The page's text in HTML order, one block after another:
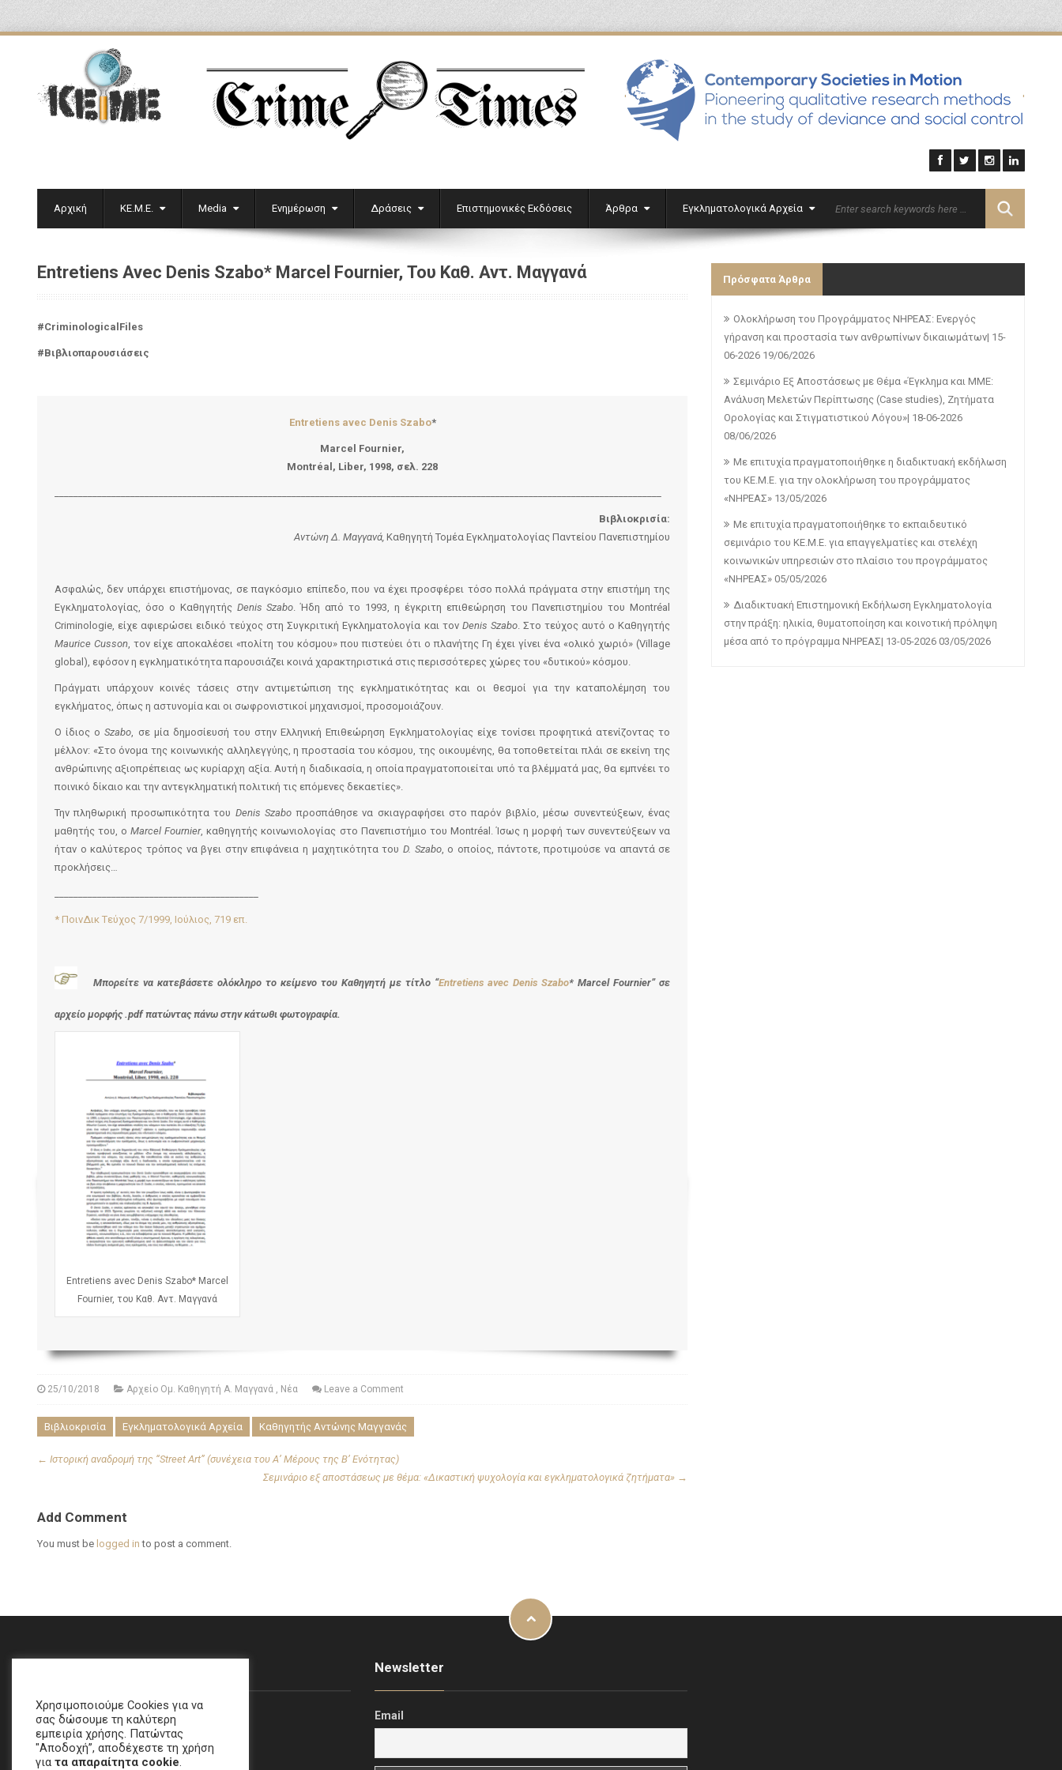
' '
Αρχική ΚΕ.Μ.Ε. Media Ενημέρωση Δράσεις Επιστημονικές Εκδόσεις Άρθρα Εγκληματολογικά Αρχεία Επικοινωνία English
Entretiens Avec Denis Szabo* Marcel Fournier, Του Καθ. Αντ. Μαγγανά
#CriminologicalFiles
#Βιβλιοπαρουσιάσεις
Entretiens avec Denis Szabo*
Marcel Fournier,
Montréal, Liber, 1998, σελ. 228
Βιβλιοκρισία:
Αντώνη Δ. Μαγγανά, Καθηγητή Τομέα Εγκληματολογίας Παντείου Πανεπιστημίου
Ασφαλώς, δεν υπάρχει επιστήμονας, σε παγκόσμιο επίπεδο, που να έχει προσφέρει τόσο πολλά πράγματα στην επιστήμη της
Εγκληματολογίας, όσο ο Καθηγητής Denis Szabo. Ήδη από το 1993, η έγκριτη επιθεώρηση του Πανεπιστημίου του Montréal
Criminologie, είχε αφιερώσει ειδικό τεύχος στη Συγκριτική Εγκληματολογία και τον Denis Szabo. Στο τεύχος αυτό ο Καθηγητής
Maurice Cusson, τον είχε αποκαλέσει «πολίτη του κόσμου» που πιστεύει ότι ο πλανήτης Γη έχει γίνει ένα «ολικό χωριό» (Village
global), εφόσον η εγκληματικότητα παρουσιάζει κοινά χαρακτηριστικά στις περισσότερες χώρες του «δυτικού» κόσμου.
Πράγματι υπάρχουν κοινές τάσεις στην αντιμετώπιση της εγκληματικότητας και οι θεσμοί για την καταπολέμηση του
εγκλήματος, όπως η αστυνομία και οι σωφρονιστικοί μηχανισμοί, προσομοιάζουν.
Ο ίδιος οSzabo, σε μία δημοσίευσή του στην Ελληνική Επιθεώρηση Εγκληματολογίας είχε τονίσει προφητικά ατενίζοντας το
μέλλον: «Στο όνομα της κοινωνικής αλληλεγγύης, η προστασία του κόσμου, της οικουμένης, θα τοποθετείται πλάι σε εκείνη της
ανθρώπινης αξιοπρέπειας ως κυρίαρχη αξία. Αυτή η διαδικασία, η οποία πραγματοποιείται υπό τα βλέμματά μας, θα εμπνέει το
ποινικό δίκαιο και την αντεγκληματική πολιτική τις επόμενες δεκαετίες».
Την πληθωρική προσωπικότητα του Denis Szabo προσπάθησε να σκιαγραφήσει στο παρόν βιβλίο, μέσω συνεντεύξεων, ένας
μαθητής του, οMarcel Fournier, καθηγητής κοινωνιολογίας στο Πανεπιστήμιο του Montréal. Ίσως η μορφή των συνεντεύξεων να
ήταν ο καλύτερος τρόπος να βγει στην επιφάνεια η μαχητικότητα τουD. Szabo, ο οποίος, πάντοτε, προτιμούσε να απαντά σε
προκλήσεις…
* ΠοινΔικ Tεύχος 7/1999, Ιούλιος, 719 επ.
Μπορείτε να κατεβάσετε ολόκληρο το κείμενο του Καθηγητή με τίτλο “Entretiens avec Denis Szabo*Marcel Fournier” σε
αρχείο μορφής .pdf πατώντας πάνω στην κάτωθι φωτογραφία.
Entretiens avec Denis Szabo* Marcel
Fournier, του Καθ. Αντ. Μαγγανά
25/10/2018 Αρχείο Ομ. Καθηγητή Α. Μαγγανά, Νέα Leave a Comment
Βιβλιοκρισία Εγκληματολογικά Αρχεία Καθηγητής Αντώνης Μαγγανάς
← Ιστορική αναδρομή της “Street Art” (συνέχεια του Α’ Μέρους της Β’ Ενότητας)
Σεμινάριο εξ αποστάσεως με θέμα: «Δικαστική ψυχολογία και εγκληματολογικά ζητήματα» →
Add Comment
You must be logged in to post a comment.
Πρόσφατα Άρθρα
Ολοκλήρωση του Προγράμματος ΝΗΡΕΑΣ: Ενεργός
γήρανση και προστασία των ανθρωπίνων δικαιωμάτων| 15-
06-2026 19/06/2026
Σεμινάριο Εξ Αποστάσεως με Θέμα «Έγκλημα και ΜΜΕ:
Ανάλυση Μελετών Περίπτωσης (Case studies), Ζητήματα
Ορολογίας και Στιγματιστικού Λόγου»| 18-06-2026
08/06/2026
Με επιτυχία πραγματοποιήθηκε η διαδικτυακή εκδήλωση
του ΚΕ.Μ.Ε. για την ολοκλήρωση του προγράμματος
«ΝΗΡΕΑΣ» 13/05/2026
Με επιτυχία πραγματοποιήθηκε το εκπαιδευτικό
σεμινάριο του ΚΕ.Μ.Ε. για επαγγελματίες και στελέχη
κοινωνικών υπηρεσιών στο πλαίσιο του προγράμματος
«ΝΗΡΕΑΣ» 05/05/2026
Διαδικτυακή Επιστημονική Εκδήλωση Εγκληματολογία
στην πράξη: ηλικία, θυματοποίηση και κοινοτική πρόληψη
μέσα από το πρόγραμμα ΝΗΡΕΑΣ| 13-05-2026 03/05/2026
Newsletter
Email
Χρησιμοποιούμε Cookies για να
σας δώσουμε τη καλύτερη
εμπειρία χρήσης. Πατώντας
"Αποδοχή”, αποδέχεστε τη χρήση
για τα απαραίτητα cookie.